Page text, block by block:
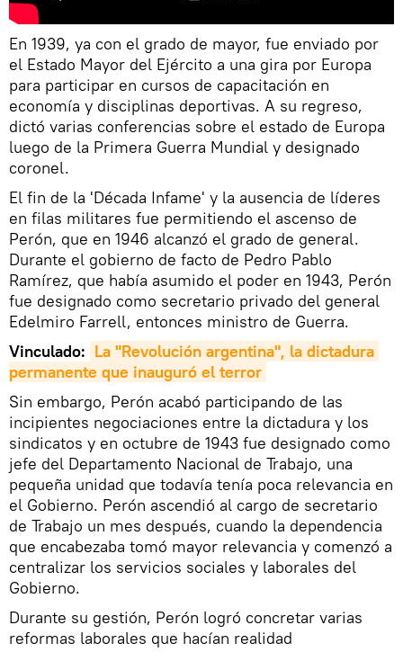
En 1939, ya con el grado de mayor, fue enviado por
el Estado Mayor del Ejército a una gira por Europa
para participar en cursos de capacitación en
economía y disciplinas deportivas. A su regreso,
dictó varias conferencias sobre el estado de Europa
luego de la Primera Guerra Mundial y designado
coronel.
El fin de la 'Década Infame' y la ausencia de líderes
en filas militares fue permitiendo el ascenso de
Perón, que en 1946 alcanzó el grado de general.
Durante el gobierno de facto de Pedro Pablo
Ramírez, que había asumido el poder en 1943, Perón
fue designado como secretario privado del general
Edelmiro Farrell, entonces ministro de Guerra.
Vinculado: La "Revolución argentina", la dictadura
permanente que inauguró el terror
Sin embargo, Perón acabó participando de las
incipientes negociaciones entre la dictadura y los
sindicatos y en octubre de 1943 fue designado como
jefe del Departamento Nacional de Trabajo, una
pequeña unidad que todavía tenía poca relevancia en
el Gobierno. Perón ascendió al cargo de secretario
de Trabajo un mes después, cuando la dependencia
que encabezaba tomó mayor relevancia y comenzó a
centralizar los servicios sociales y laborales del
Gobierno.
Durante su gestión, Perón logró concretar varias
reformas laborales que hacían realidad